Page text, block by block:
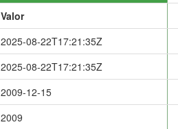
Valor
2025-08-22T17:21:35Z
2025-08-22T17:21:35Z
2009-12-15
2009